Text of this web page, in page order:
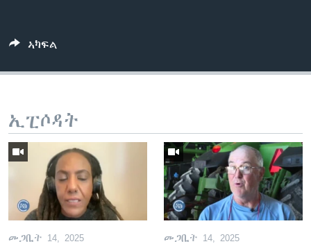
ኣካፍል
ኢፒሶዳት
መጋቢት 14, 2025 መጋቢት 14, 2025